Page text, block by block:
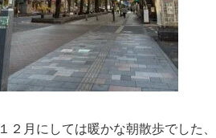
１２月にしては暖かな朝散歩でした